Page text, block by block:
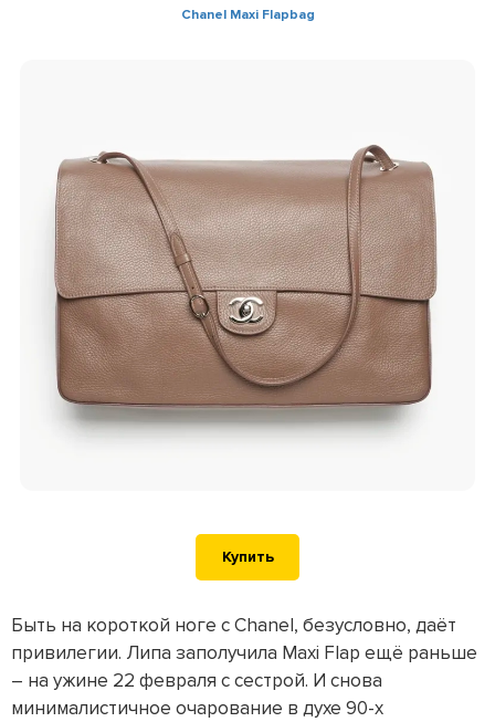
Chanel Maxi Flapbag
Купить
Быть на короткой ноге с Chanel, безусловно, даёт
привилегии. Липа заполучила Maxi Flap ещё раньше
– на ужине 22 февраля с сестрой. И снова
минималистичное очарование в духе 90-х